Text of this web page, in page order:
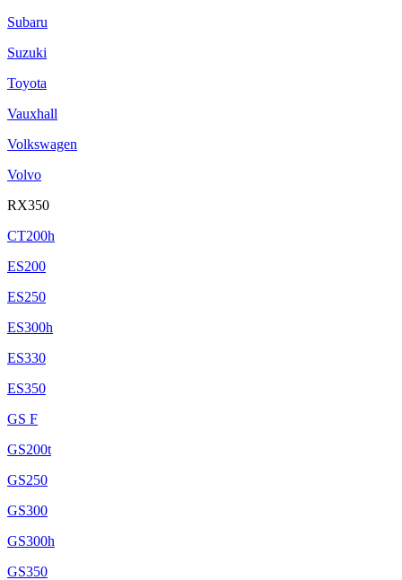
Subaru
Suzuki
Toyota
Vauxhall
Volkswagen
Volvo
RX350
CT200h
ES200
ES250
ES300h
ES330
ES350
GS F
GS200t
GS250
GS300
GS300h
GS350